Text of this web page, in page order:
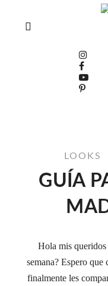
LOOKS
GUÍA
Hola mis
semana? Espero
finalmente les